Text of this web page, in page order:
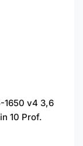
1650 v4 3,6
10 Prof.